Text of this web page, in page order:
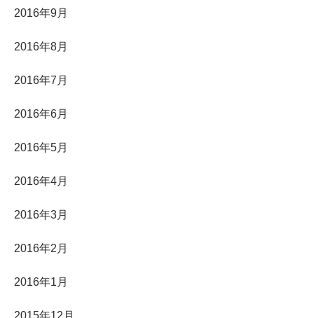
2016年9月
2016年8月
2016年7月
2016年6月
2016年5月
2016年4月
2016年3月
2016年2月
2016年1月